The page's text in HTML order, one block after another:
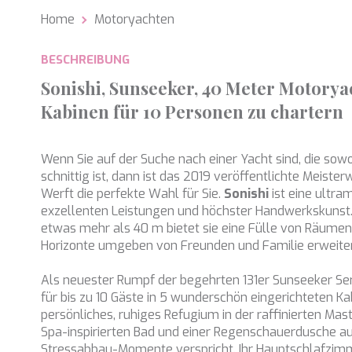
Home Motoryachten
BESCHREIBUNG
Sonishi, Sunseeker, 40 Meter
Kabinen für 10 Personen zu chartern
Wenn Sie auf der Suche nach einer Yacht sind, die
schnittig ist, dann ist das 2019 veröffentlichte
Werft die perfekte Wahl für Sie. Sonishiist eine
exzellenten Leistungen und höchster
etwas mehr als 40 m bietet sie eine Fülle von
Horizonte umgeben von Freunden und Familie
Als neuester Rumpf der begehrten 131er Sunseeker
für bis zu 10 Gäste in 5 wunderschön eingerichteten
persönliches, ruhiges Refugium in der raffinierten
Spa-inspirierten Bad und einer Regenschauerdusche
durch
Diese
seiner
auf der